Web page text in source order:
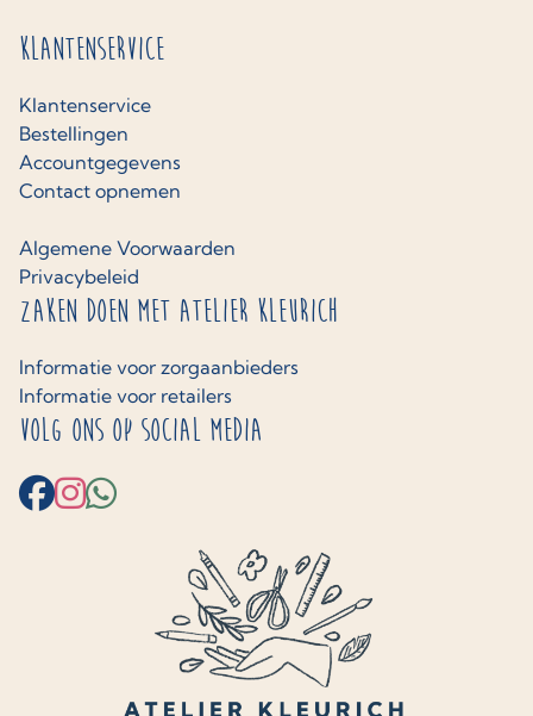
Klantenservice
Klantenservice
Bestellingen
Accountgegevens
Contact opnemen
Algemene Voorwaarden
Privacybeleid
Zaken doen met Atelier Kleurich
Informatie voor zorgaanbieders
Informatie voor retailers
Volg ons op social media